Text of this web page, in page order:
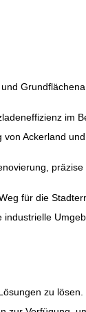
im
Ackerland
für die
zu lösen.